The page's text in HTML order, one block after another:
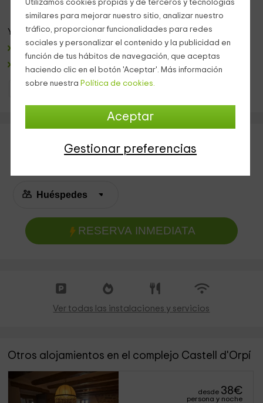
Utilizamos cookies propias y de terceros y tecnologías
similares para mejorar nuestro sitio, analizar nuestro
tráfico, proporcionar funcionalidades para redes
sociales y personalizar el contenido y la publicidad en
función de tus hábitos de navegación, que aceptas
haciendo clic en el botón 'Aceptar'. Más información
sobre nuestra Política de cookies.
Aceptar
Gestionar preferencias
sanitarios y juegos detoallas.
Ya en laszonas exteriores, tenemos:
empedrado.
Mueblesde exterior.
RESERVA INMEDIATA
Ver todas las instalaciones y servicios
Otros alojamientos en el complejo Castell d'Orpí
desde 38€
persona y noche